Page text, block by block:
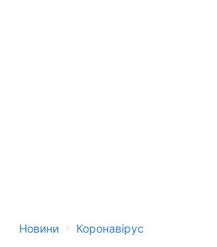
Новини › Коронавірус